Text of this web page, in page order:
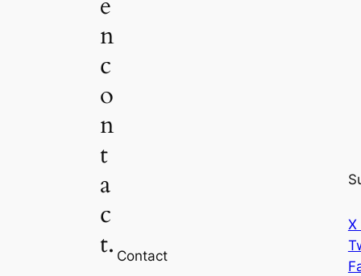
n
c
o
n
t
a
c
t. Contact
X